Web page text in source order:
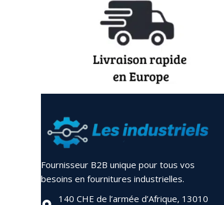
Fournisseur B2B unique pour tous vos
besoins en fournitures industrielles.
140 CHE de l’armée d’Afrique, 13010